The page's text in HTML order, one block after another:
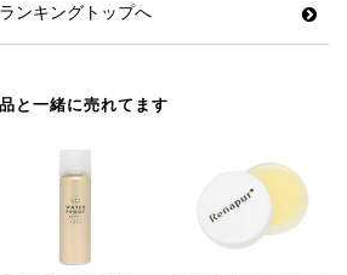
ランキングトップへ
と一緒に売れてます